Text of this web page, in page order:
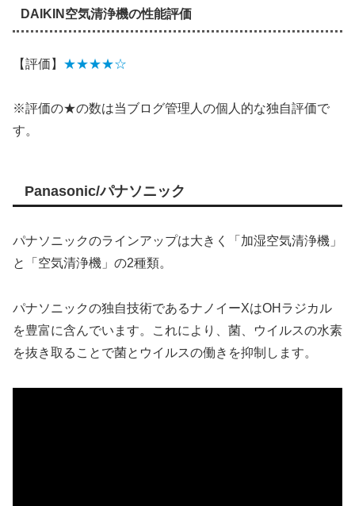
DAIKIN空気清浄機の性能評価
【評価】 ★★★★☆
※評価の★の数は当ブログ管理人の個人的な独自評価で
す。
Panasonic/パナソニック
パナソニックのラインアップは大きく「加湿空気清浄機」
と「空気清浄機」の2種類。
パナソニックの独自技術であるナノイーXはOHラジカル
を豊富に含んでいます。これにより、菌、ウイルスの水素
を抜き取ることで菌とウイルスの働きを抑制します。